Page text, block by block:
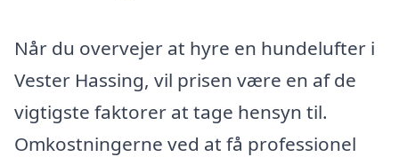
Når du overvejer at hyre en hundelufter i
Vester Hassing, vil prisen være en af de
vigtigste faktorer at tage hensyn til.
Omkostningerne ved at få professionel